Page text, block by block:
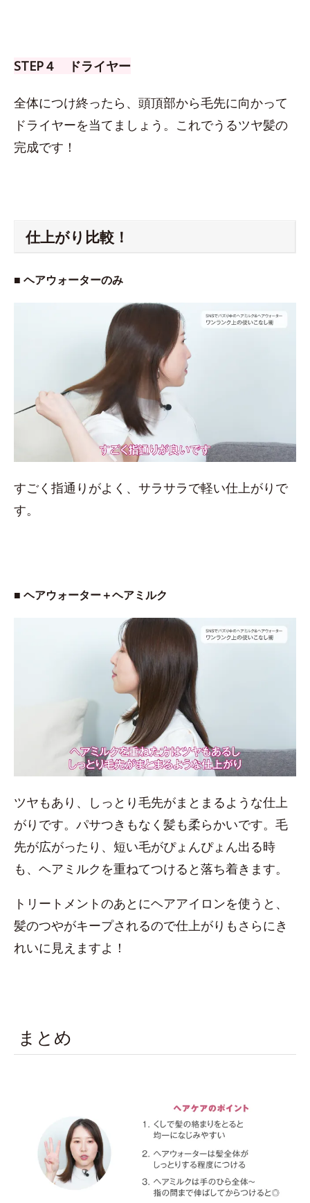
STEP４ ドライヤー
全体につけ終ったら、頭頂部から毛先に向かって
ドライヤーを当てましょう。これでうるツヤ髪の
完成です！
仕上がり比較！
■ ヘアウォーターのみ
すごく指通りがよく、サラサラで軽い仕上がりで
す。
■ ヘアウォーター＋ヘアミルク
ツヤもあり、しっとり毛先がまとまるような仕上
がりです。パサつきもなく髪も柔らかいです。毛
先が広がったり、短い毛がぴょんぴょん出る時
も、ヘアミルクを重ねてつけると落ち着きます。
トリートメントのあとにヘアアイロンを使うと、
髪のつやがキープされるので仕上がりもさらにき
れいに見えますよ！
まとめ